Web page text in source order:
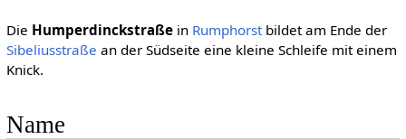
Die Humperdinckstraßein Rumphorstbildet am Ende der
Sibeliusstraße an der Südseite eine kleine Schleife mit einem
Knick.
Name